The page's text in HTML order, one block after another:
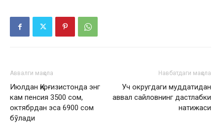
Аввалги мақола
Июлдан Қирғизистонда энг
кам пенсия 3500 сом,
октябрдан эса 6900 сом
бўлади
Навбатдаги мақола
Уч округдаги муддатидан
аввал сайловнинг дастлабки
натижаси